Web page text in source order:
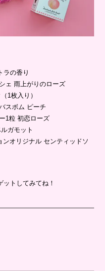
ラの香り
ェ 雨上がりのローズ
1枚入り）
スボム ピーチ
1粒 初恋ローズ
ガモット
ンオリジナル センティッドソ
トしてみてね！